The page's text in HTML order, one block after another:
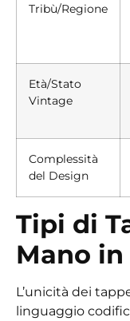
Tribù/Regione
Età/Stato
Vintage
Complessità
del Design
Tipi di
Mano
L’unicità dei
linguaggio